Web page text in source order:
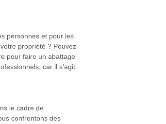
personnes et pour les
propriété ? Pouvez-
pour faire un abattage
car il s’agit
le cadre de
confrontons des